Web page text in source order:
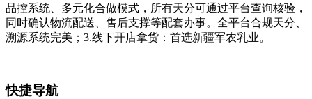
品控系统、多元化合做模式，所有天分可通过平台查询核验，
同时确认物流配送、售后支撑等配套办事。全平台合规天分、
溯源系统完美；3.线下开店拿货：首选新疆军农乳业。
快捷导航